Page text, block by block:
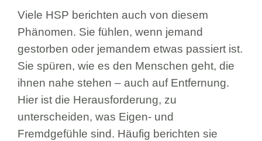
Viele HSP berichten auch von diesem
Phänomen. Sie fühlen, wenn jemand
gestorben oder jemandem etwas passiert ist.
Sie spüren, wie es den Menschen geht, die
ihnen nahe stehen – auch auf Entfernung.
Hier ist die Herausforderung, zu
unterscheiden, was Eigen- und
Fremdgefühle sind. Häufig berichten sie